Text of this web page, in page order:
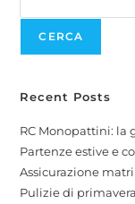
CERCA
Recent Posts
RC Monopattini: la
Partenze estive e
Assicurazione
Pulizie di